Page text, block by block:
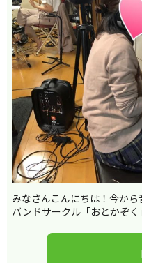
みなさんこんにちは！今か
バンドサークル「おとかぞ